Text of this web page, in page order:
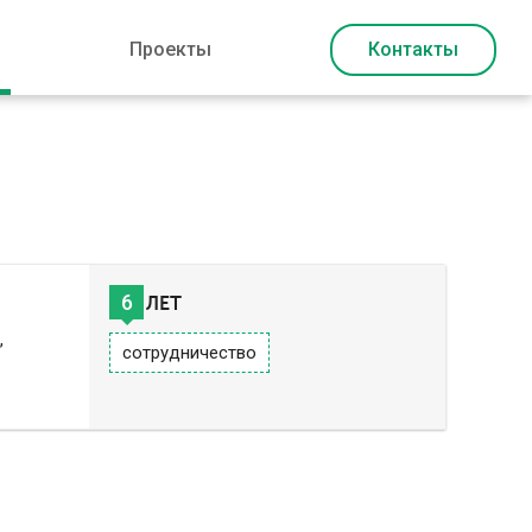
Проекты Контакты
6 ЛЕТ
сотрудничество